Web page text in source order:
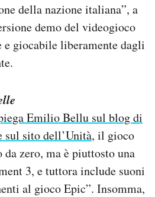
della nazione italiana”, a
demo del videogioco
giocabile liberamente dagli
Emilio Bellu sul blog di
sul sito dell’Unità, il gioco
da zero, ma è piuttosto una
3, e tuttora include suoni
al gioco Epic”. Insomma,